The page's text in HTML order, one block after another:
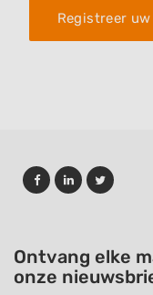
Registreer
Ontvang elke
onze